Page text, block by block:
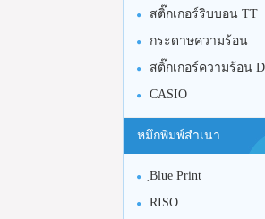
สติ๊กเกอร์ริบบอน TT
กระดาษความร้อน
สติ๊กเกอร์ความร้อน
CASIO
หมึกพิมพ์สำเนา
ฺBlue Print
RISO